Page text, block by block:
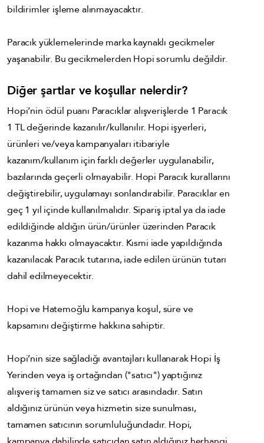
bildirimler işleme alınmayacaktır.
Paracık yüklemelerinde marka kaynaklı gecikmeler
yaşanabilir. Bu gecikmelerden Hopi sorumlu değildir.
Diğer şartlar ve koşullar nelerdir?
Hopi’nin ödül puanı Paracıklar alışverişlerde 1 Paracık
1 TL değerinde kazanılır/kullanılır. Hopi işyerleri,
ürünleri ve/veya kampanyaları itibariyle
kazanım/kullanım için farklı değerler uygulanabilir,
bazılarında geçerli olmayabilir. Hopi Paracık kurallarını
değiştirebilir, uygulamayı sonlandırabilir. Paracıklar en
geç 1 yıl içinde kullanılmalıdır. Sipariş iptal ya da iade
edildiğinde aldığın ürün/ürünler üzerinden Paracık
kazanma hakkı olmayacaktır. Kısmi iade yapıldığında
kazanılacak Paracık tutarına, iade edilen ürünün tutarı
dahil edilmeyecektir.
Hopi ve Hatemoğlu kampanya koşul, süre ve
kapsamını değiştirme hakkına sahiptir.
Hopi’nin size sağladığı avantajları kullanarak Hopi İş
Yerinden veya iş ortağından ("satıcı") yaptığınız
alışveriş tamamen siz ve satıcı arasındadır. Satın
aldığınız ürünün veya hizmetin size sunulması,
tamamen satıcının sorumluluğundadır. Hopi,